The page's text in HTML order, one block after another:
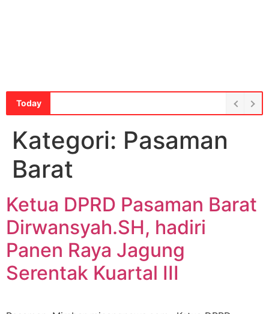
Today
Kategori: Pasaman
Barat
Ketua DPRD Pasaman Barat
Dirwansyah.SH, hadiri
Panen Raya Jagung
Serentak Kuartal III